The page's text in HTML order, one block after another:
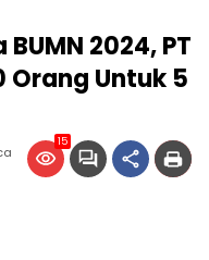
2024, PT
Orang Untuk 5
15